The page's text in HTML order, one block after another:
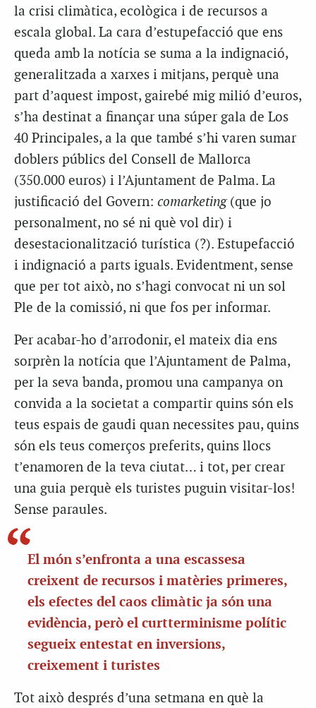
la crisi climàtica, ecològica i de recursos a
escala global. La cara d’estupefacció que ens
queda amb la notícia se suma a la indignació,
generalitzada a xarxes i mitjans, perquè una
part d’aquest impost, gairebé mig milió d’euros,
s’ha destinat a finançar una súper gala de Los
40 Principales, a la que també s’hi varen sumar
doblers públics del Consell de Mallorca
(350.000 euros) i l’Ajuntament de Palma. La
justificació del Govern: comarketing(que jo
personalment, no sé ni què vol dir) i
desestacionalització turística (?). Estupefacció
i indignació a parts iguals. Evidentment, sense
que per tot això, no s’hagi convocat ni un sol
Ple de la comissió, ni que fos per informar.
Per acabar-ho d’arrodonir, el mateix dia ens
sorprèn la notícia que l’Ajuntament de Palma,
per la seva banda, promou una campanya on
convida a la societat a compartir quins són els
teus espais de gaudi quan necessites pau, quins
són els teus comerços preferits, quins llocs
t’enamoren de la teva ciutat… i tot, per crear
una guia perquè els turistes puguin visitar-los!
Sense paraules.
El món s’enfronta a una escassesa
creixent de recursos i matèries primeres,
els efectes del caos climàtic ja són una
evidència, però el curtterminisme polític
segueix entestat en inversions,
creixement i turistes
Tot això després d’una setmana en què la